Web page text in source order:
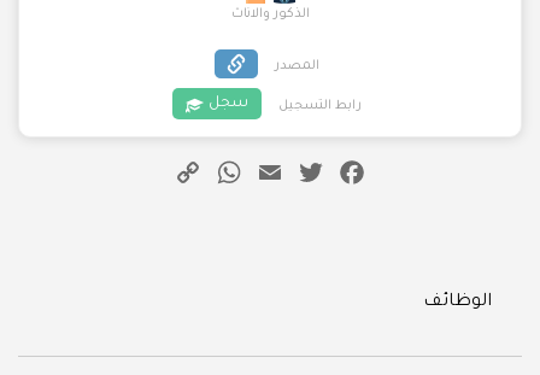
الذكور والاناث
المصدر
رابط التسجيل سجل
Facebook
Twitter
Email
WhatsApp
Categories
الوظائف